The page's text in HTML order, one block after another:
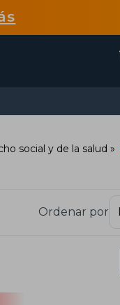
social y de la salud
Ordenar por